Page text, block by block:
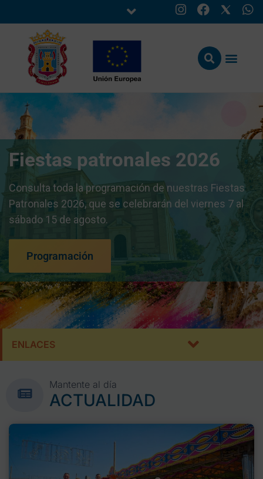
Fiestas patronales 2026
Consulta toda la programación de nuestras Fiestas
Patronales 2026, que se celebrarán del viernes 7 al
sábado 15 de agosto.
Programación
ENLACES
Mantente al día
ACTUALIDAD